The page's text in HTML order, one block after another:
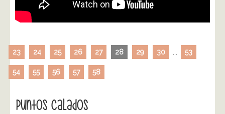
23 24 25 26 27 28 29 30 53
54 55 56 57 58
Puntos Calados